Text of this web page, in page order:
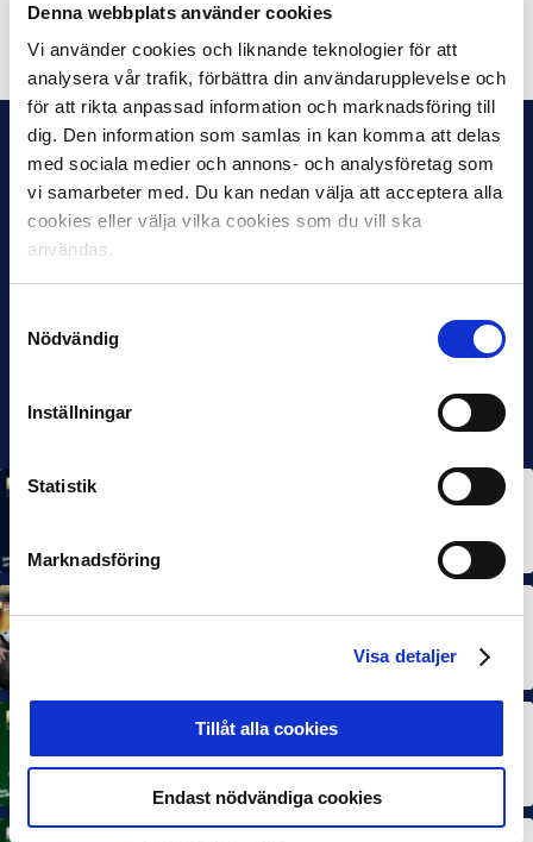
Denna webbplats använder cookies
Vi använder cookies och liknande teknologier för att
analysera vår trafik, förbättra din användarupplevelse och
för att rikta anpassad information och marknadsföring till
dig. Den information som samlas in kan komma att delas
med sociala medier och annons- och analysföretag som
vi samarbeter med. Du kan nedan välja att acceptera alla
cookies eller välja vilka cookies som du vill ska
användas.
Nödvändig
Inställningar
Statistik
Marknadsföring
Visa detaljer
Tillåt alla cookies
Endast nödvändiga cookies
Dela på Facebook
MÅNADENS SPELARE MÅNADENS TRÄNARE
MÅNADENS SPELARE
Rösta på Månadens Spelare i juni
3 JUL 2026